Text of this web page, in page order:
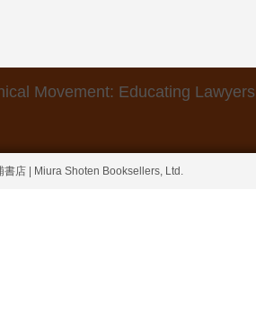
Movement: Educating
店 | Miura Shoten Booksellers, Ltd.